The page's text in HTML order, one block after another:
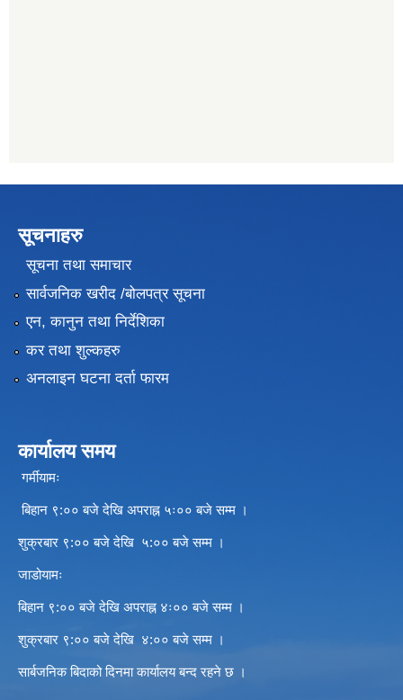
सूचनाहरु
सूचना तथा समाचार
सार्वजनिक खरीद /बोलपत्र सूचना
एन, कानुन तथा निर्देशिका
कर तथा शुल्कहरु
अनलाइन घटना दर्ता फारम
कार्यालय समय
गर्मीयामः
बिहान ९:०० बजे देखि अपराह्न ५ः०० बजे सम्म ।
शुक्रबार ९:०० बजे देखि ५:०० बजे सम्म ।
जाडोयामः
बिहान ९:०० बजे देखि अपराह्न ४ः०० बजे सम्म ।
शुक्रबार ९:०० बजे देखि ४:०० बजे सम्म ।
सार्बजनिक बिदाको दिनमा कार्यालय बन्द रहने छ ।